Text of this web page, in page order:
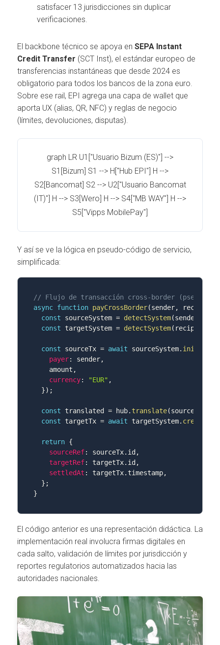
satisfacer 13 jurisdicciones sin duplicar
verificaciones.
El backbone técnico se apoya en SEPA Instant
Credit Transfer (SCT Inst), el estándar europeo de
transferencias instantáneas que desde 2024 es
obligatorio para todos los bancos de la zona euro.
Sobre ese rail, EPI agrega una capa de wallet que
aporta UX (alias, QR, NFC) y reglas de negocio
(límites, devoluciones, disputas).
graph LR U1["Usuario Bizum (ES)"] -->
S1[Bizum] S1 --> H["Hub EPI"] H -->
S2[Bancomat] S2 --> U2["Usuario Bancomat
(IT)"] H --> S3[Wero] H --> S4["MB WAY"] H -->
S5["Vipps MobilePay"]
Y así se ve la lógica en pseudo-código de servicio,
simplificada:
// Flujo de transacción cross-border (pseudo-
async function payCrossBorder(sender, recipient
const sourceSystem = detectSystem(sender
const targetSystem = detectSystem( recipient
const sourceTx = await sourceSystem. initiate
payer: sender,
    amount
,
currency: "EUR" ,
}) ;
const translated = hub. translate(sourceTx
const targetTx = await targetSystem. credit
return {
sourceRef: sourceTx. id ,
targetRef: targetTx. id ,
settledAt : targetTx.timestamp,
} ;
}
El código anterior es una representación didáctica. La
implementación real involucra firmas digitales en
cada salto, validación de límites por jurisdicción y
reportes regulatorios automatizados hacia las
autoridades nacionales.